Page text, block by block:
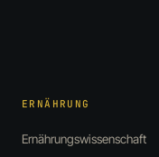
ERNÄHRUNG
Ernährungswissenschaft